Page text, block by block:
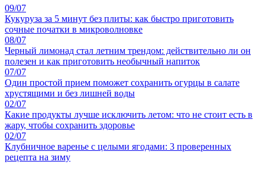
09/07
Кукуруза за 5 минут без плиты: как быстро приготовить
сочные початки в микроволновке
08/07
Черный лимонад стал летним трендом: действительно ли он
полезен и как приготовить необычный напиток
07/07
Один простой прием поможет сохранить огурцы в салате
хрустящими и без лишней воды
02/07
Какие продукты лучше исключить летом: что не стоит есть в
жару, чтобы сохранить здоровье
02/07
Клубничное варенье с целыми ягодами: 3 проверенных
рецепта на зиму